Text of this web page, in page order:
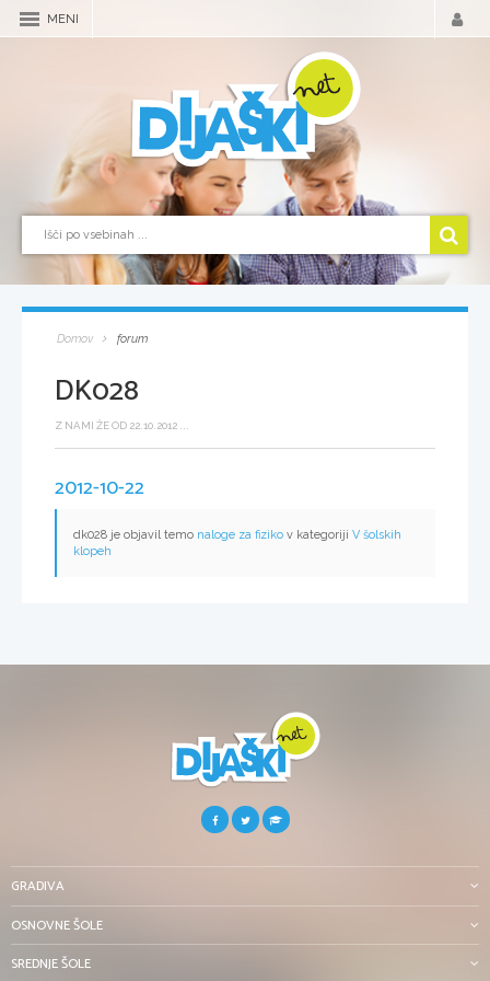
MENI
Domov forum
DK028
Z NAMI ŽE OD 22.10.2012 ...
2012-10-22
dk028 je objavil temo naloge za fiziko v kategoriji V šolskih
klopeh
GRADIVA
OSNOVNE ŠOLE
SREDNJE ŠOLE